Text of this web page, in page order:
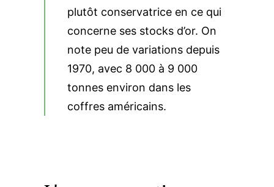
plutôt conservatrice en ce qui
concerne ses stocks d’or. On
note peu de variations depuis
1970, avec 8 000 à 9 000
tonnes environ dans les
coffres américains.